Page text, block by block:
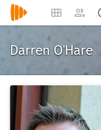
Darren O'Hare